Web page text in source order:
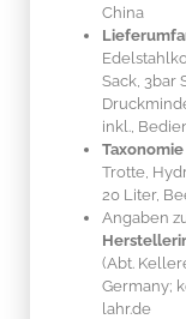
China
Sack, 3bar
inkl.,
Trotte,
20 Liter,
Angaben
(Abt.
Germany;
lahr.de